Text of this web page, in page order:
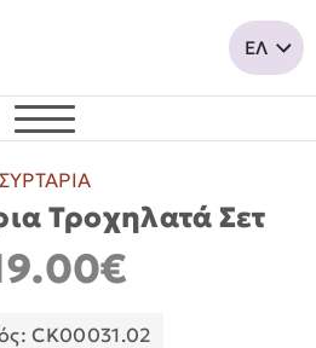
ΣΥΡΤΑΡΙΑ
Τροχηλατά Σετ
CK00031.02